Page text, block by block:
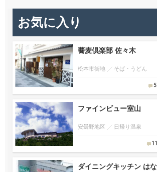
お気に入り
蕎麦倶楽部 佐々木
松本市街地 そば・うどん
5
ファインビュー室山
安曇野地区 日帰り温泉
11
ダイニングキッチン は